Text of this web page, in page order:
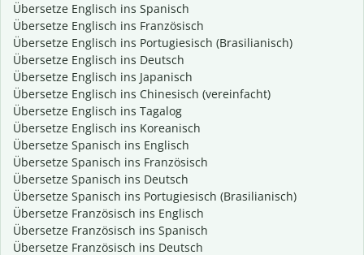
Übersetze Englisch ins Spanisch
Übersetze Englisch ins Französisch
Übersetze Englisch ins Portugiesisch (Brasilianisch)
Übersetze Englisch ins Deutsch
Übersetze Englisch ins Japanisch
Übersetze Englisch ins Chinesisch (vereinfacht)
Übersetze Englisch ins Tagalog
Übersetze Englisch ins Koreanisch
Übersetze Spanisch ins Englisch
Übersetze Spanisch ins Französisch
Übersetze Spanisch ins Deutsch
Übersetze Spanisch ins Portugiesisch (Brasilianisch)
Übersetze Französisch ins Englisch
Übersetze Französisch ins Spanisch
Übersetze Französisch ins Deutsch